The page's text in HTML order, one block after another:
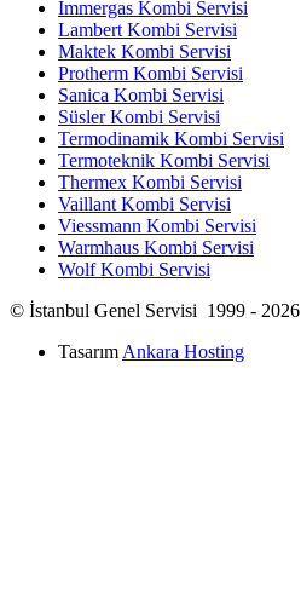
İmmergas Kombi Servisi
Lambert Kombi Servisi
Maktek Kombi Servisi
Protherm Kombi Servisi
Sanica Kombi Servisi
Süsler Kombi Servisi
Termodinamik Kombi Servisi
Termoteknik Kombi Servisi
Thermex Kombi Servisi
Vaillant Kombi Servisi
Viessmann Kombi Servisi
Warmhaus Kombi Servisi
Wolf Kombi Servisi
© İstanbul Genel Servisi 1999 - 2026
Tasarım Ankara Hosting